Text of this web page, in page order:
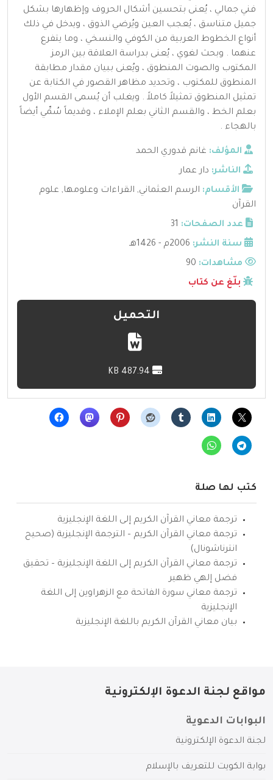
فني جمالي ، يُعنى بتحسين أشكال الحروف وإظهارها بشكل
جميل متناسق ، يُعجب العين ويُرضي الذوق ، ويدخل في ذلك
أنواع الخطوط العربية من الكوفي والنسخي ، وما يتفرع
عنهما . وبحث لغوي ، يُعنى بدراسة العلاقة بين الرمز
المكتوب والصوت المنطوق ، ويُعنى ببيان مقدار مطابقة
المنطوق للمكتوب ، وتحديد مظاهر القصور في الكتابة عن
تمثيل المنطوق تمثيلاً كاملاً . ويغلب أن يُسمى القسم الأول
بعلم الخط ، والقسم الثاني بعلم الإملاء ، وقديماً سُمِّي أيضاً
بالهجاء .
المؤلف: غانم قدوري الحمد
الناشر: دار عمار
الأقسام: الرسم العثماني, القراءات وعلومها, علوم
القرآن
عدد الصفحات: 31
سنة النشر: 2006م - 1426هـ
مشاهدات:
بلّغ عن كتاب
التحميل
كتب لها صلة
ترجمة معاني القرآن الكريم إلى اللغة الإنجليزية
ترجمة معاني القرآن الكريم – الترجمة الإنجليزية (صحيح
انترناشونال)
ترجمة معاني القرآن الكريم إلى اللغة الإنجليزية – تحقيق
فضل إلهي ظهير
ترجمة معاني سورة الفاتحة مع الزهراوين إلى اللغة
الإنجليزية
بيان معاني القرآن الكريم باللغة الإنجليزية
مواقع لجنة الدعوة الإلكترونية
البوابات الدعوية
لجنة الدعوة الإلكترونية
بوابة الكويت للتعريف بالإسلام